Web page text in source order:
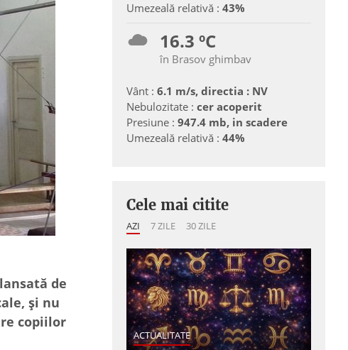
de
şi nu
copiilor
Umezeală relativă : 43%
16.3 ºC
în Brasov ghimbav
Vânt : 6.1 m/s, directia : NV
Nebulozitate : cer acoperit
Presiune : 947.4 mb, in scadere
Umezeală relativă : 44%
Cele mai citite
AZI 7 ZILE 30 ZILE
ACTUALITATE